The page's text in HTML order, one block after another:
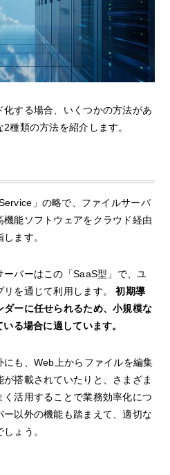
する場合、いくつかの方法があ
種類の方法を紹介します。
」の略で、ファイルサーバ
能ソフトウェアをクラウド経由
ます。
バーはこの「SaaS型」で、ユ
リを通じて利用します。初期導
ダーに任せられるため、小規模な
る場合に適しています。
にも、Web上からファイルを編集
搭載されていたりと、さまざま
活用することで業務効率化につ
以外の機能も踏まえて、適切な
ょう。